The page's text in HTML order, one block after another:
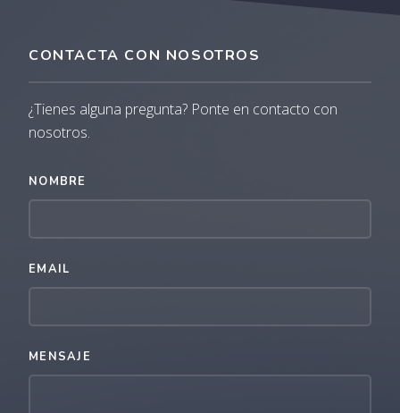
CONTACTA CON NOSOTROS
¿Tienes alguna pregunta? Ponte en contacto con
nosotros.
NOMBRE
EMAIL
MENSAJE